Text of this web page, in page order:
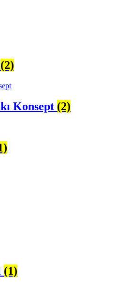
(2)
Konsept (2)
(1)